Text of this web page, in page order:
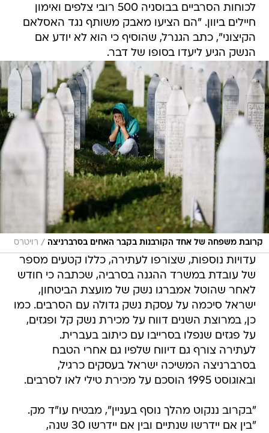
לכוחות הסרביים בבוסניה 500 רובי צלפים ואימון
חיילים ביוון. "הם הציעו מאבק משותף נגד האסלאם
הקיצוני", כתב הגנרל, שהוסיף כי הוא לא יודע אם
הנשק הגיע ליעדו בסופו של דבר.
קרובת משפחה של אחד הקורבנות בקבר האחים בסרברניצה / רויטרס
עדויות נוספות, שצורפו לעתירה, כללו קטעים מספר
של עובדת במשרד ההגנה בסרביה, שכתבה כי חודש
לאחר שהוטל אמברגו נשק של מועצת הביטחון,
ישראל סיכמה על עסקת נשק גדולה עם הסרבים. כמו
כן, במרוצת השנים דווח על מכירת נשק קל ופגזים,
על פגזים שנפלו בסרייבו עם כיתוב בעברית.
לעתירה צורף גם דיווח שלפיו גם אחרי הטבח
בסרברניצה המשיכה ישראל בעסקים כרגיל,
ובאוגוסט 1995 הוסכם על מכירת טילי לאו לסרבים.
"בקרוב ננקוט מהלך נוסף בעניין", מבטיח עו"ד מק.
"בין אם יידרשו שנתיים ובין אם יידרשו 30 שנה,